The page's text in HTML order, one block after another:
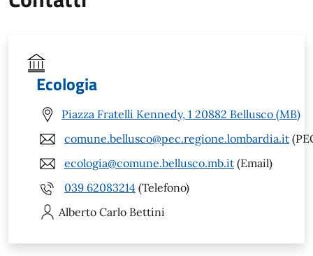
Ecologia
Piazza Fratelli Kennedy, 1 20882 Bellusco (MB)
comune.bellusco@pec.regione.lombardia.it
ecologia@comune.bellusco.mb.it (Email)
039 62083214 (Telefono)
Alberto Carlo Bettini